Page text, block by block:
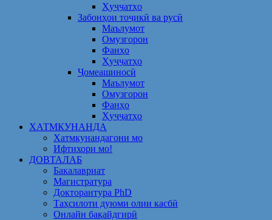
Ҳуҷҷатҳо
Забонҳои тоҷикӣ ва русӣ
Маълумот
Омузгорон
Фанҳо
Ҳуҷҷатҳо
Ҷомеашиносӣ
Маълумот
Омузгорон
Фанҳо
Ҳуҷҷатҳо
ХАТМКУНАНДА
Хатмкунандагони мо
Ифтихори мо!
ДОВТАЛАБ
Бакалавриат
Магистратура
Докторантура PhD
Таҳсилоти дуюми олии касбӣ
Онлайн бақайдгирӣ